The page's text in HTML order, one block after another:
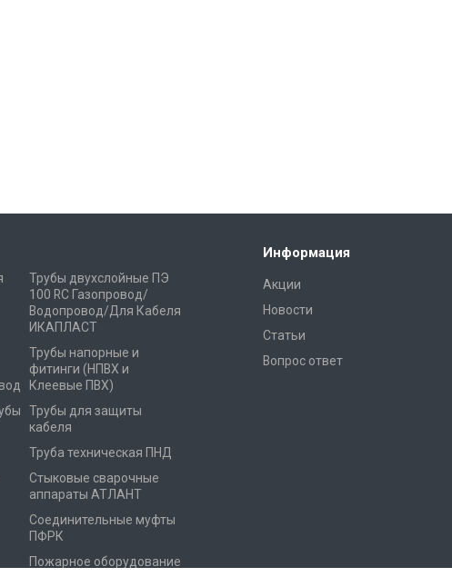
Трубы двухслойные ПЭ
100 RC Газопровод/
Водопровод/Для Кабеля
ИКАПЛАСТ
Трубы напорные и
фитинги (НПВХ и
Клеевые ПВХ)
Трубы для защиты
кабеля
Труба техническая ПНД
Стыковые сварочные
аппараты АТЛАНТ
Соединительные муфты
ПФРК
Пожарное оборудование
Информация
Акции
Новости
Статьи
Вопрос ответ